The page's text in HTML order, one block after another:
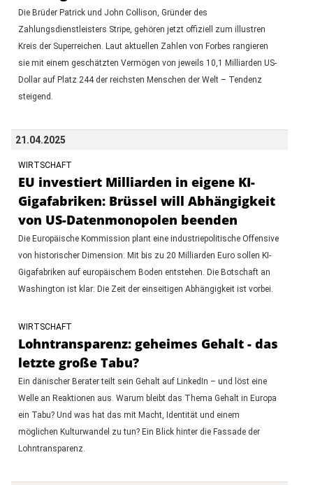
Die Brüder Patrick und John Collison, Gründer des
Zahlungsdienstleisters Stripe, gehören jetzt offiziell zum illustren
Kreis der Superreichen. Laut aktuellen Zahlen von Forbes rangieren
sie mit einem geschätzten Vermögen von jeweils 10,1 Milliarden US-
Dollar auf Platz 244 der reichsten Menschen der Welt – Tendenz
steigend.
21.04.2025
WIRTSCHAFT
EU investiert Milliarden in eigene KI-
Gigafabriken: Brüssel will Abhängigkeit
von US-Datenmonopolen beenden
Die Europäische Kommission plant eine industriepolitische Offensive
von historischer Dimension: Mit bis zu 20 Milliarden Euro sollen KI-
Gigafabriken auf europäischem Boden entstehen. Die Botschaft an
Washington ist klar: Die Zeit der einseitigen Abhängigkeit ist vorbei.
WIRTSCHAFT
Lohntransparenz: geheimes Gehalt - das
letzte große Tabu?
Ein dänischer Berater teilt sein Gehalt auf LinkedIn – und löst eine
Welle an Reaktionen aus. Warum bleibt das Thema Gehalt in Europa
ein Tabu? Und was hat das mit Macht, Identität und einem
möglichen Kulturwandel zu tun? Ein Blick hinter die Fassade der
Lohntransparenz.